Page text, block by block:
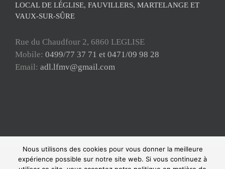
LOCAL DE LÉGLISE, FAUVILLERS, MARTELANGE ET
VAUX-SUR-SÛRE
Rue du Chaudfour 2, 6860 LEGLISE
Mobile: 0499/77 37 71 et 0471/09 98 28
Email: adl.lfmv@gmail.com
Copyright ADL Léglise-Fauvillers-Martelange-Vaux-sur-Sûre 2021 © Tous
droits réservés |
| Powered by
Nous utilisons des cookies pour vous donner la meilleure
expérience possible sur notre site web. Si vous continuez à